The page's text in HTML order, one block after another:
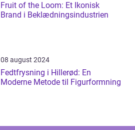
Fruit of the Loom: Et Ikonisk
Brand i Beklædningsindustrien
08 august 2024
Fedtfrysning i Hillerød: En
Moderne Metode til Figurformning